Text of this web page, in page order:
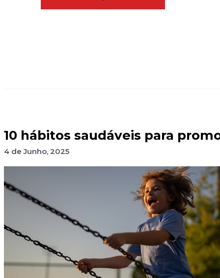
10 hábitos saudáveis para
4 de Junho, 2025